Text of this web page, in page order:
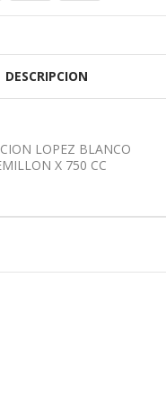
DESCRIPCION
LOPEZ BLANCO
X 750 CC